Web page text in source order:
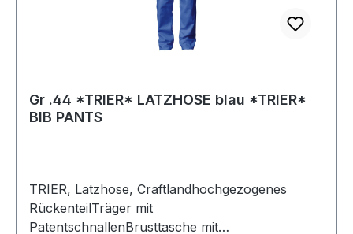
Gr .44 *TRIER* LATZHOSE blau *TRIER*
BIB PANTS
TRIER, Latzhose, Craftlandhochgezogenes
RückenteilTräger mit
PatentschnallenBrusttasche mit